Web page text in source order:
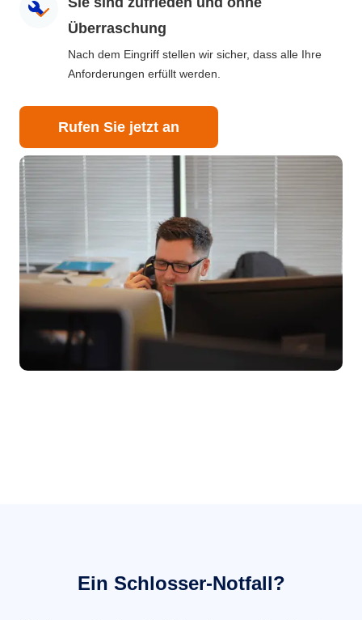
Überraschung
Nach dem Eingriff stellen wir sicher, dass alle Ihre
Anforderungen erfüllt werden.
Rufen Sie jetzt an
Ein Schlosser-Notfall?